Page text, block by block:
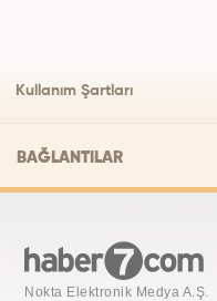
Kullanım Şartları
BAĞLANTILAR
Nokta Elektronik Medya A.Ş.